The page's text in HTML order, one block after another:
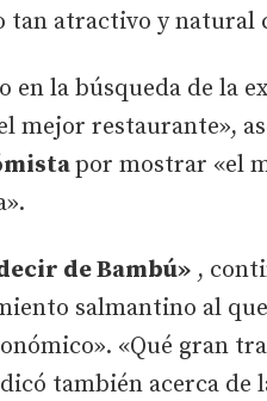
tan atractivo y natural
en la búsqueda de la
mejor restaurante»,
por mostrar «el
de Bambú» ,
salmantino al
«Qué gran
también acerca de